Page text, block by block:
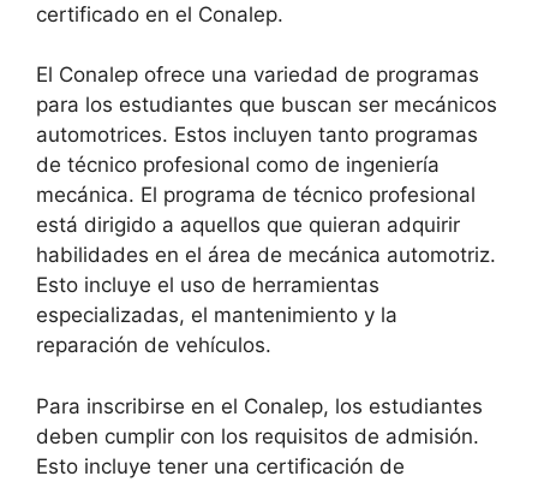
certificado en el Conalep.
El Conalep ofrece una variedad de programas
para los estudiantes que buscan ser mecánicos
automotrices. Estos incluyen tanto programas
de técnico profesional como de ingeniería
mecánica. El programa de técnico profesional
está dirigido a aquellos que quieran adquirir
habilidades en el área de mecánica automotriz.
Esto incluye el uso de herramientas
especializadas, el mantenimiento y la
reparación de vehículos.
Para inscribirse en el Conalep, los estudiantes
deben cumplir con los requisitos de admisión.
Esto incluye tener una certificación de